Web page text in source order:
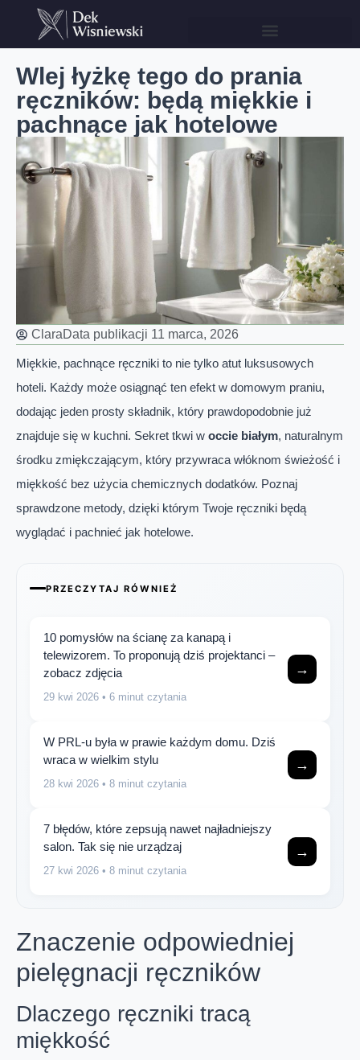
Wlej łyżkę tego do prania
ręczników: będą miękkie i
pachnące jak hotelowe
ClaraData publikacji 11 marca, 2026
Miękkie, pachnące ręczniki to nie tylko atut luksusowych
hoteli. Każdy może osiągnąć ten efekt w domowym praniu,
dodając jeden prosty składnik, który prawdopodobnie już
znajduje się w kuchni. Sekret tkwi w occie białym, naturalnym
środku zmiękczającym, który przywraca włóknom świeżość i
miękkość bez użycia chemicznych dodatków. Poznaj
sprawdzone metody, dzięki którym Twoje ręczniki będą
wyglądać i pachnieć jak hotelowe.
PRZECZYTAJ RÓWNIEŻ
10 pomysłów na ścianę za kanapą i
telewizorem. To proponują dziś projektanci –
zobacz zdjęcia
29 kwi 2026 • 6 minut czytania
→
W PRL-u była w prawie każdym domu. Dziś
wraca w wielkim stylu
28 kwi 2026 • 8 minut czytania
→
7 błędów, które zepsują nawet najładniejszy
salon. Tak się nie urządzaj
27 kwi 2026 • 8 minut czytania
→
Znaczenie odpowiedniej
pielęgnacji ręczników
Dlaczego ręczniki tracą
miękkość